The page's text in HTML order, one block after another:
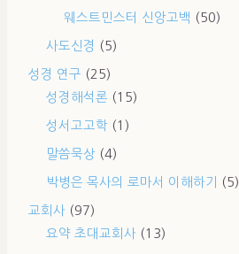
웨스트민스터 신앙고백 (50)
사도신경 (5)
성경 연구 (25)
성경해석론 (15)
성서고고학 (1)
말씀묵상 (4)
박병은 목사의 로마서 이해하기 (5)
교회사 (97)
요약 초대교회사 (13)